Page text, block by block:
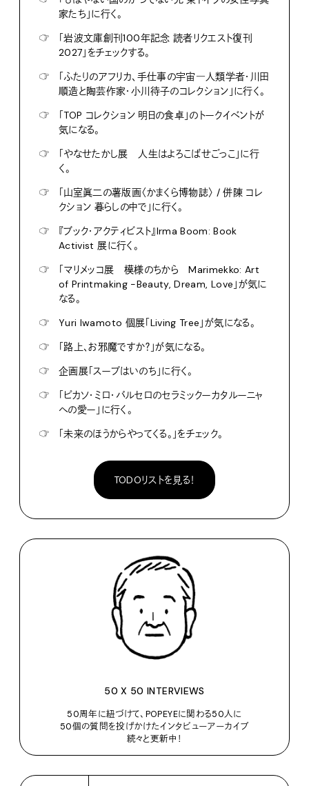
家たち」に行く。
☞
「岩波文庫創刊100年記念 読者リクエスト復刊
2027」をチェックする。
☞
「ふたりのアフリカ、手仕事の宇宙―人類学者・川田
順造と陶芸作家・小川待子のコレクション」に行く。
☞
「TOP コレクション 明日の食卓」のトークイベントが
気になる。
☞
「やなせたかし展 人生はよろこばせごっこ」に行
く。
☞
「山室眞二の薯版画〈かまくら博物誌〉 / 併陳 コレ
クション 暮らしの中で」に行く。
☞
『ブック・アクティビスト』Irma Boom: Book
Activist 展に行く。
☞
「マリメッコ展 模様のちから Marimekko: Art
of Printmaking -Beauty, Dream, Love」が気に
なる。
☞
Yuri Iwamoto 個展「Living Tree」が気になる。
☞
「路上、お邪魔ですか？」が気になる。
☞
企画展「スープはいのち」に行く。
☞
「ピカソ・ミロ・バルセロのセラミックーカタルーニャ
への愛ー」に行く。
☞
「未来のほうからやってくる。」をチェック。
TODOリストを見る！
50 X 50 INTERVIEWS
50周年に紐づけて、POPEYEに関わる50人に
50個の質問を投げかけたインタビューアーカイブ
続々と更新中！